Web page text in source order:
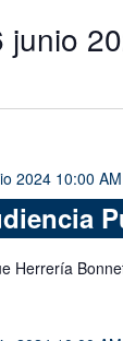
26
2024 10:00 AM
Herrería